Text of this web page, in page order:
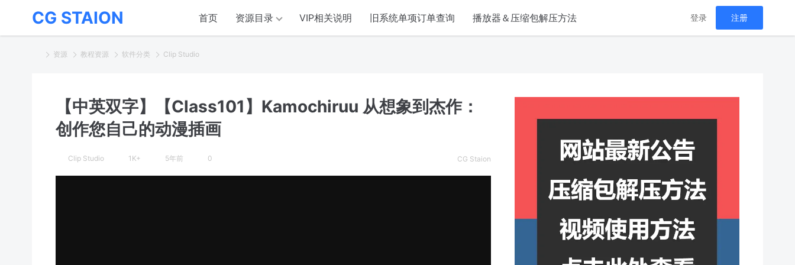
CG STAION 首页 资源目录 VIP相关说明 旧系统单项订单查询 播放器＆压缩包解压方法 登录 注册
资源 教程资源 软件分类 Clip Studio
【中英双字】【Class101】Kamochiruu 从想象到杰作：
创作您自己的动漫插画
Clip Studio 1K+ 5年前 0 CG Staion